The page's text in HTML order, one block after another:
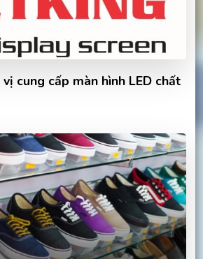
cung cấp màn hình LED chất